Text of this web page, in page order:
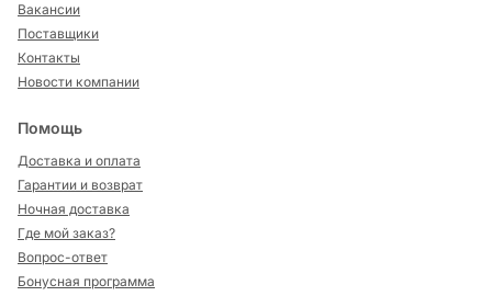
Вакансии
Поставщики
Контакты
Новости компании
Помощь
Доставка и оплата
Гарантии и возврат
Ночная доставка
Где мой заказ?
Вопрос-ответ
Бонусная программа